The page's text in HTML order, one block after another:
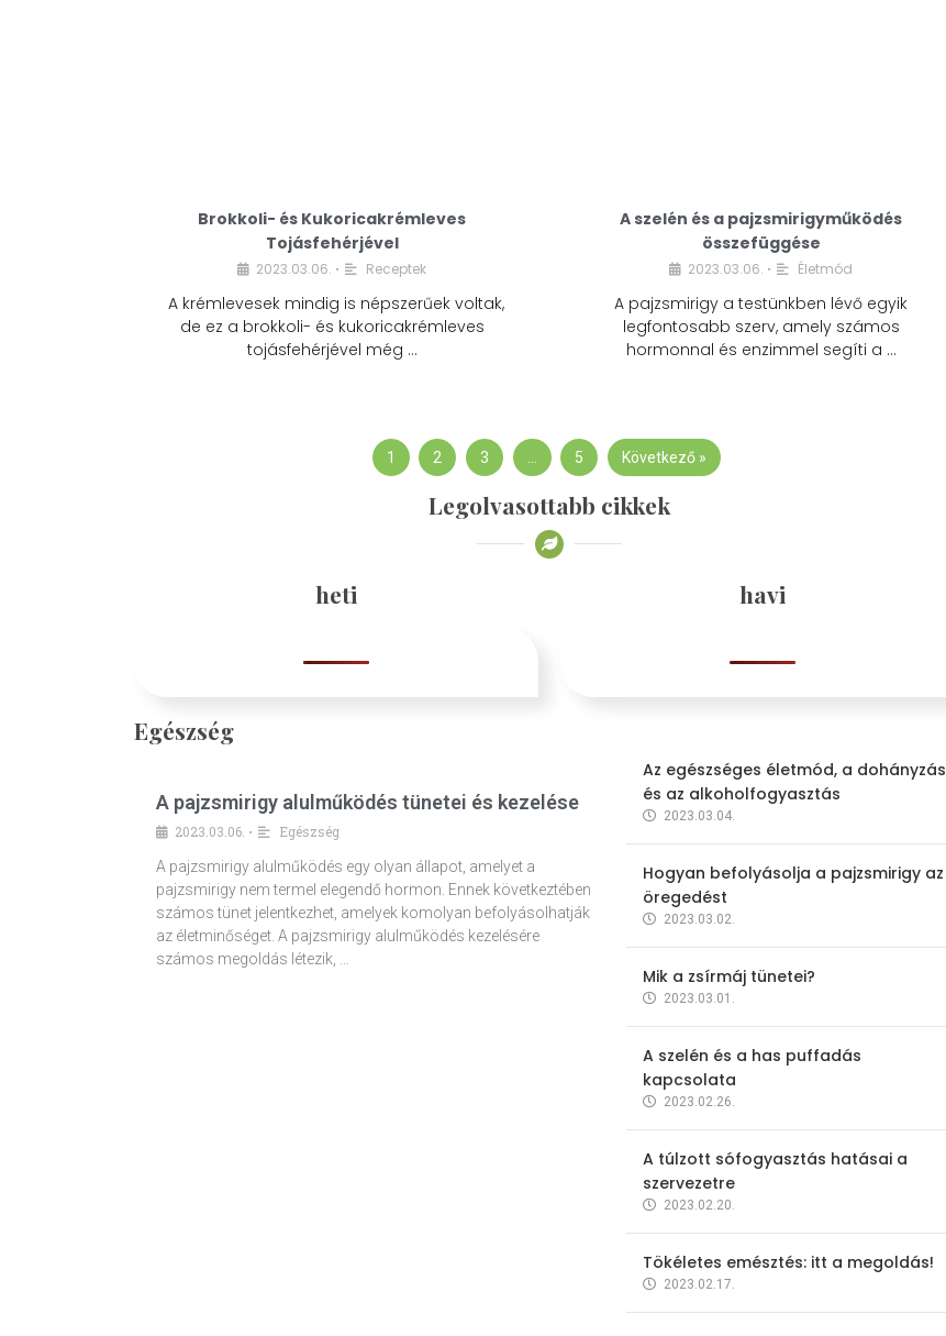
Brokkoli- és Kukoricakrémleves
Tojásfehérjével
2023.03.06. • Receptek
A krémlevesek mindig is népszerűek voltak,
de ez a brokkoli- és kukoricakrémleves
tojásfehérjével még …
A szelén és a pajzsmirigyműködés
összefüggése
2023.03.06. • Életmód
A pajzsmirigy a testünkben lévő egyik
legfontosabb szerv, amely számos
hormonnal és enzimmel segíti a …
1 2 3 5 Következő »
Legolvasottabb cikkek
heti havi
Egészség
A pajzsmirigy alulműködés tünetei és kezelése
2023.03.06. •
Egészség
A pajzsmirigy alulműködés egy olyan állapot, amelyet a
pajzsmirigy nem termel elegendő hormon. Ennek következtében
számos tünet jelentkezhet, amelyek komolyan befolyásolhatják
az életminőséget. A pajzsmirigy alulműködés kezelésére
számos megoldás létezik, …
Az egészséges életmód, a dohányzás
és az alkoholfogyasztás
2023.03.04.
Hogyan befolyásolja a pajzsmirigy az
öregedést
2023.03.02.
Mik a zsírmáj tünetei?
2023.03.01.
A szelén és a has puffadás
kapcsolata
2023.02.26.
A túlzott sófogyasztás hatásai a
szervezetre
2023.02.20.
Tökéletes emésztés: itt a megoldás!
2023.02.17.